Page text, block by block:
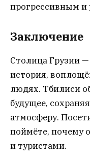
прогрессивным
Заключение
Столица Грузии
история,
людях. Тбилиси
будущее,
атмосферу.
поймёте, почему
и туристами.